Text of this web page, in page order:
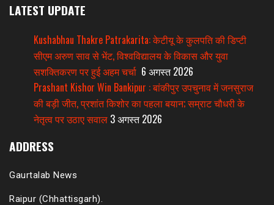
LATEST UPDATE
Kushabhau Thakre Patrakarita: केटीयू के कुलपति की डिप्टी
सीएम अरुण साव से भेंट, विश्वविद्यालय के विकास और युवा
सशक्तिकरण पर हुई अहम चर्चा 6 अगस्त 2026
Prashant Kishor Win Bankipur : बांकीपुर उपचुनाव में जनसुराज
की बड़ी जीत, प्रशांत किशोर का पहला बयान; सम्राट चौधरी के
नेतृत्व पर उठाए सवाल 3 अगस्त 2026
ADDRESS
Gaurtalab News
Raipur (Chhattisgarh).